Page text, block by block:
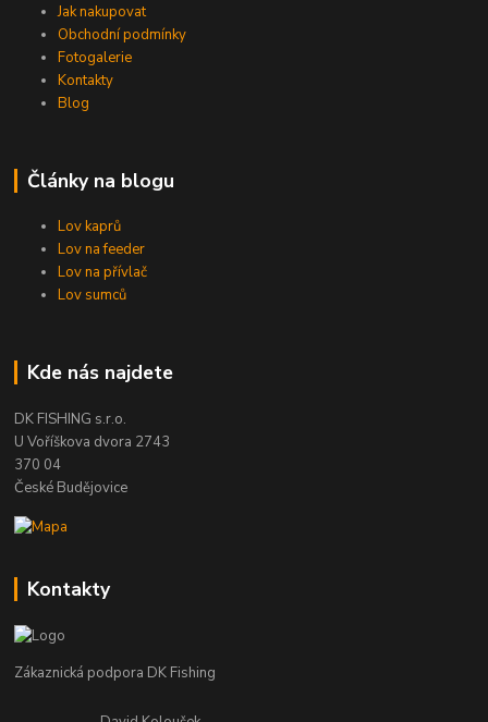
Jak nakupovat
Obchodní podmínky
Fotogalerie
Kontakty
Blog
Články na blogu
Lov kaprů
Lov na feeder
Lov na přívlač
Lov sumců
Kde nás najdete
DK FISHING s.r.o.
U Voříškova dvora 2743
370 04
České Budějovice
Kontakty
Zákaznická podpora DK Fishing